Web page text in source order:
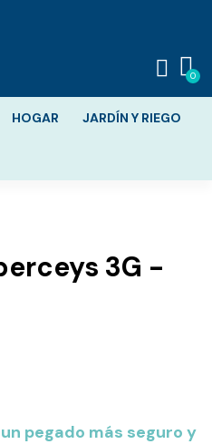
HOGAR JARDÍN Y RIEGO
3G -
pegado más seguro y